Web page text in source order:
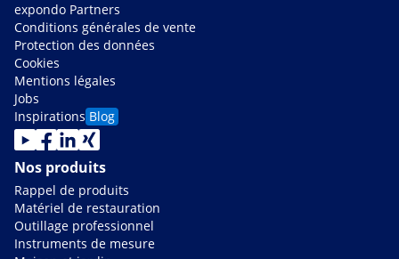
expondo Partners
Conditions générales de vente
Protection des données
Cookies
Mentions légales
Jobs
Inspirations Blog
Nos produits
Rappel de produits
Matériel de restauration
Outillage professionnel
Instruments de mesure